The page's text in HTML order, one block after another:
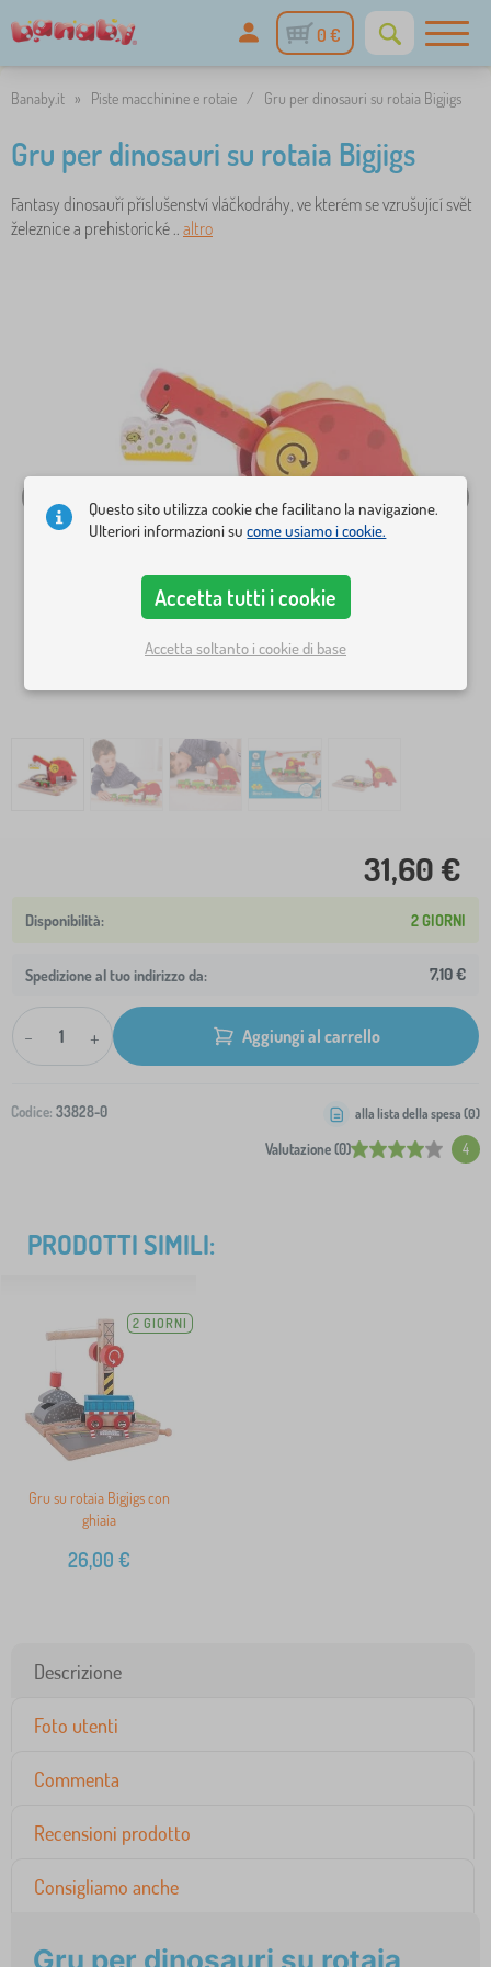
0 €
Banaby.it » Piste macchinine e rotaie / Gru per dinosauri su rotaia Bigjigs
Gru per dinosauri su rotaia Bigjigs
Fantasy dinosauří příslušenství vláčkodráhy, ve kterém se vzrušující svět
železnice a prehistorické .. altro
31,60 €
2 GIORNI
Spedizione al tuo indirizzo da: 7,10 €
- + Aggiungi al carrello
Codice: 33828-0
Valutazione (0) 4
alla lista della spesa (0)
PRODOTTI SIMILI:
2 GIORNI
Gru su rotaia Bigjigs con
ghiaia
26,00 €
Descrizione
Foto utenti
Commenta
Recensioni prodotto
Consigliamo anche
Gru per dinosauri su rotaia
Questo sito utilizza cookie che facilitano la navigazione.
Ulteriori informazioni sucome usiamo i cookie.
Accetta tutti i cookie
Accetta soltanto i cookie di base